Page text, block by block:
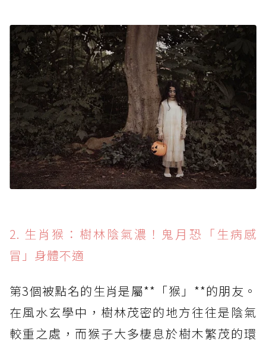
2. 生肖猴：樹林陰氣濃！鬼月恐「生病感
冒」身體不適
第3個被點名的生肖是屬**「猴」**的朋友。
在風水玄學中，樹林茂密的地方往往是陰氣
較重之處，而猴子大多棲息於樹木繁茂的環